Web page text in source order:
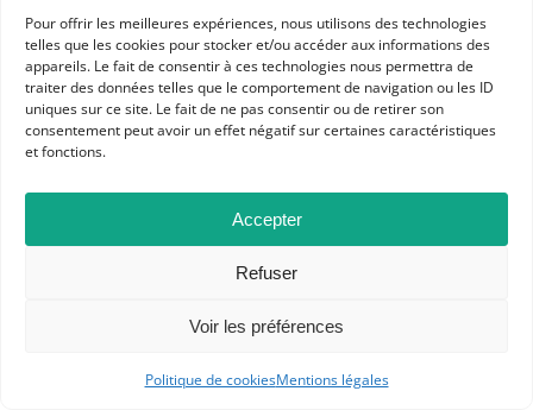
Pour offrir les meilleures expériences, nous utilisons des technologies
telles que les cookies pour stocker et/ou accéder aux informations des
appareils. Le fait de consentir à ces technologies nous permettra de
traiter des données telles que le comportement de navigation ou les ID
uniques sur ce site. Le fait de ne pas consentir ou de retirer son
consentement peut avoir un effet négatif sur certaines caractéristiques
et fonctions.
Accepter
Refuser
Voir les préférences
Politique de cookiesMentions légales
Parmi les bibliothèques
Bibliothèque nationale de France (BNF) – Gallica
Plusieurs ressources en ligne sur le patrimoine de
l’éducation et de l’école en France (ouvrages, revues,
objets).Voir le lien
consacrées à l’enseignement primaire, car issues,
pour l’essentiel, de l’ancien Musée Pédagogique,
fondé en 1879 par Ferdinand Buisson.